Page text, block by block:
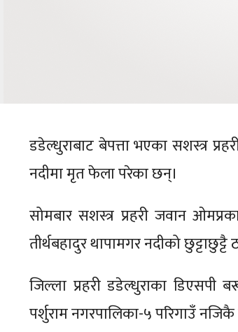
डडेल्धुराबाट बेपत्ता भएका सशस्त्र
नदीमा मृत फेला परेका छन्।
सोमबार सशस्त्र प्रहरी जवान
तीर्थबहादुर थापामगर नदीको
जिल्ला प्रहरी डडेल्धुराका डिएसपी
पर्शुराम नगरपालिका-५ परिगाउँ